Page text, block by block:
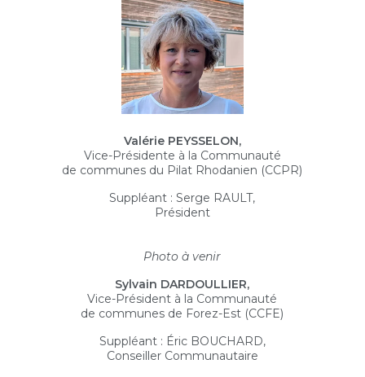
Valérie PEYSSELON,
Vice-Présidente à la Communauté
de communes du Pilat Rhodanien (CCPR)
Suppléant : Serge RAULT,
Président
Photo à venir
Sylvain DARDOULLIER,
Vice-Président à la Communauté
de communes de Forez-Est (CCFE)
Suppléant : Éric BOUCHARD,
Conseiller Communautaire